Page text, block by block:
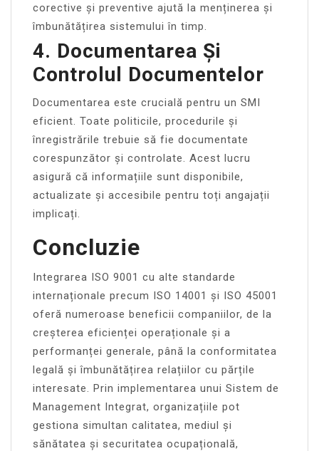
corective și preventive ajută la menținerea și
îmbunătățirea sistemului în timp.
4. Documentarea Și
Controlul Documentelor
Documentarea este crucială pentru un SMI
eficient. Toate politicile, procedurile și
înregistrările trebuie să fie documentate
corespunzător și controlate. Acest lucru
asigură că informațiile sunt disponibile,
actualizate și accesibile pentru toți angajații
implicați.
Concluzie
Integrarea ISO 9001 cu alte standarde
internaționale precum ISO 14001 și ISO 45001
oferă numeroase beneficii companiilor, de la
creșterea eficienței operaționale și a
performanței generale, până la conformitatea
legală și îmbunătățirea relațiilor cu părțile
interesate. Prin implementarea unui Sistem de
Management Integrat, organizațiile pot
gestiona simultan calitatea, mediul și
sănătatea și securitatea ocupațională,